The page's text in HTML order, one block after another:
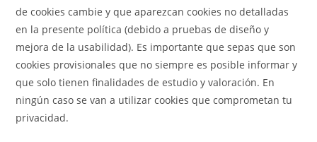
de cookies cambie y que aparezcan cookies no detalladas
en la presente política (debido a pruebas de diseño y
mejora de la usabilidad). Es importante que sepas que son
cookies provisionales que no siempre es posible informar y
que solo tienen finalidades de estudio y valoración. En
ningún caso se van a utilizar cookies que comprometan tu
privacidad.